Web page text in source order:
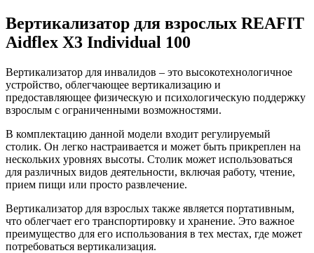
Вертикализатор для взрослых REAFIT
Aidflex X3 Individual 100
Вертикализатор для инвалидов – это высокотехнологичное
устройство, облегчающее вертикализацию и
предоставляющее физическую и психологическую поддержку
взрослым с ограниченными возможностями.
В комплектацию данной модели входит регулируемый
столик. Он легко настраивается и может быть прикреплен на
нескольких уровнях высоты. Столик может использоваться
для различных видов деятельности, включая работу, чтение,
прием пищи или просто развлечение.
Вертикализатор для взрослых также является портативным,
что облегчает его транспортировку и хранение. Это важное
преимущество для его использования в тех местах, где может
потребоваться вертикализация.